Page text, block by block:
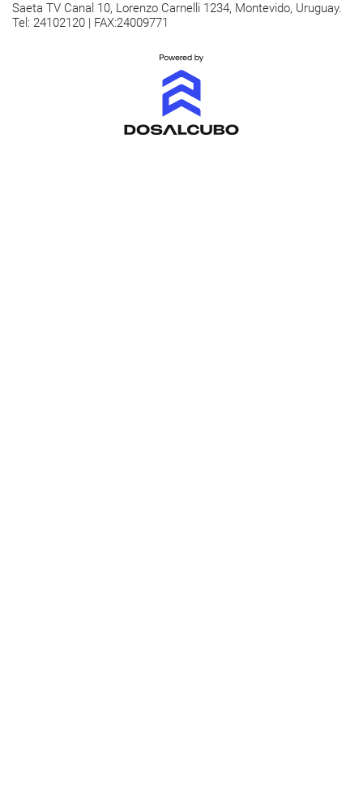
Saeta TV Canal 10, Lorenzo Carnelli 1234, Montevido, Uruguay.
Tel: 24102120 | FAX:24009771